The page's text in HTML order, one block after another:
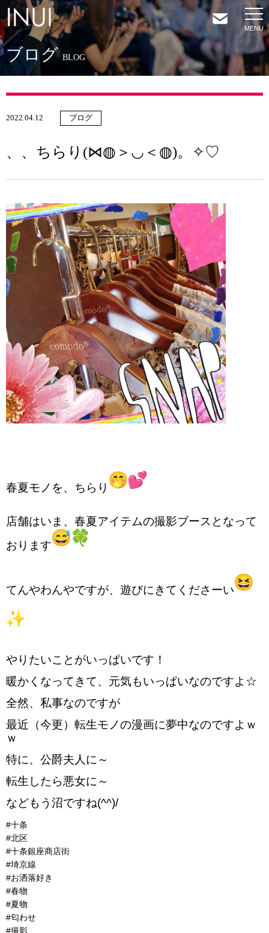
HOME
NEWS
CONTACT
RECRUIT
BLOG
ブログ BLOG
、、ちらり(⋈◍＞◡＜◍)。✧♡
2022.04.12 ブログ
春夏モノを、ちらり
店舗はいま、春夏アイテムの撮影ブースとなって
おります
てんやわんやですが、遊びにきてくださーい
やりたいことがいっぱいです！
暖かくなってきて、元気もいっぱいなのですよ☆
全然、私事なのですが
最近（今更）転生モノの漫画に夢中なのですよｗ
ｗ
特に、公爵夫人に～
転生したら悪女に～
などもう沼ですね(^^)/
#十条
#北区
#十条銀座商店街
#埼京線
#お洒落好き
#春物
#夏物
#匂わせ
#撮影